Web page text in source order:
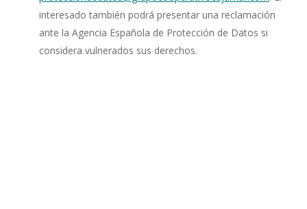
interesado también podrá presentar una reclamación
ante la Agencia Española de Protección de Datos si
considera vulnerados sus derechos.